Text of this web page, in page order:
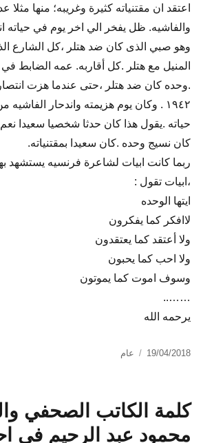
اعتقد ان مقتنياته كثيرة وغريبه؛ منها مثلا
والفاشيه. ظل يفخر الي اخر يوم في حياته
وهو صبي الذى كان ضد هتلر ،كل الشارع
المنيل مع هتلر .كل أقاربه. عمه الضابط
.وحده كان ضد هتلر ،حتى عندما هزت
١٩٤٢ . وكان يوم هزيمته واندحار الفاشيه
حياته .يقول هذا كان حدثا شخصيا سعيدا
كان نسيج وحده .كان سعيدا بمقتنياته.
ربما كانت ابيات لشاعرة فرنسيه يستشهد بها
،ابيات تقول :
ايتها الوحده
لاافكر كما يفكرون
ولا أعتقد كما يعتقدون
ولا احب كما يحبون
وسوف اموت كما يموتون
……..
يرحمه الله
نُشرت
19/04/2018 التصنيفات
عام
كلمة الكاتب الصحفي
محمود عبد الرحيم في